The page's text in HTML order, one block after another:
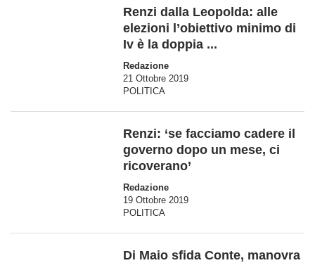
Renzi dalla Leopolda: alle
elezioni l’obiettivo minimo di
Iv è la doppia ...
Redazione
21 Ottobre 2019
POLITICA
Renzi: ‘se facciamo cadere il
governo dopo un mese, ci
ricoverano’
Redazione
19 Ottobre 2019
POLITICA
Di Maio sfida Conte, manovra